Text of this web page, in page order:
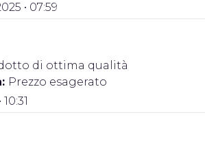
• 07:59
di ottima qualità
Prezzo esagerato